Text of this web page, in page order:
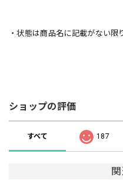
・状態は商品名に記載がない限
ショップの評価
すべて 187